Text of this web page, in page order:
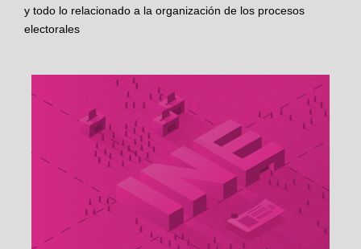
y todo lo relacionado a la organización de los procesos
electorales